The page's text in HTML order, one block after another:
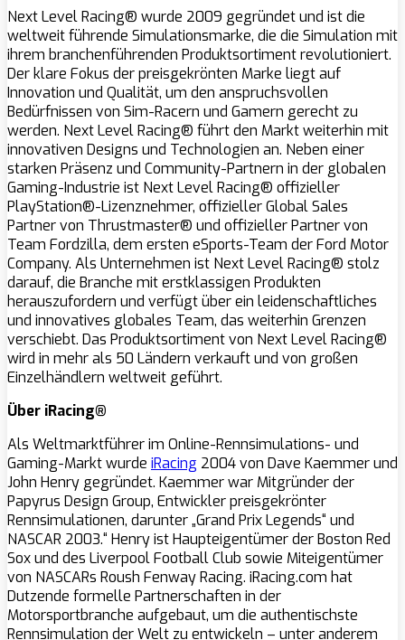
Next Level Racing® wurde 2009 gegründet und ist die
weltweit führende Simulationsmarke, die die Simulation mit
ihrem branchenführenden Produktsortiment revolutioniert.
Der klare Fokus der preisgekrönten Marke liegt auf
Innovation und Qualität, um den anspruchsvollen
Bedürfnissen von Sim-Racern und Gamern gerecht zu
werden. Next Level Racing® führt den Markt weiterhin mit
innovativen Designs und Technologien an. Neben einer
starken Präsenz und Community-Partnern in der globalen
Gaming-Industrie ist Next Level Racing® offizieller
PlayStation®-Lizenznehmer, offizieller Global Sales
Partner von Thrustmaster® und offizieller Partner von
Team Fordzilla, dem ersten eSports-Team der Ford Motor
Company. Als Unternehmen ist Next Level Racing® stolz
darauf, die Branche mit erstklassigen Produkten
herauszufordern und verfügt über ein leidenschaftliches
und innovatives globales Team, das weiterhin Grenzen
verschiebt. Das Produktsortiment von Next Level Racing®
wird in mehr als 50 Ländern verkauft und von großen
Einzelhändlern weltweit geführt.
Über iRacing®
Als Weltmarktführer im Online-Rennsimulations- und
Gaming-Markt wurde iRacing 2004 von Dave Kaemmer und
John Henry gegründet. Kaemmer war Mitgründer der
Papyrus Design Group, Entwickler preisgekrönter
Rennsimulationen, darunter „Grand Prix Legends“ und
NASCAR 2003.“ Henry ist Haupteigentümer der Boston Red
Sox und des Liverpool Football Club sowie Miteigentümer
von NASCARs Roush Fenway Racing. iRacing.com hat
Dutzende formelle Partnerschaften in der
Motorsportbranche aufgebaut, um die authentischste
Rennsimulation der Welt zu entwickeln – unter anderem